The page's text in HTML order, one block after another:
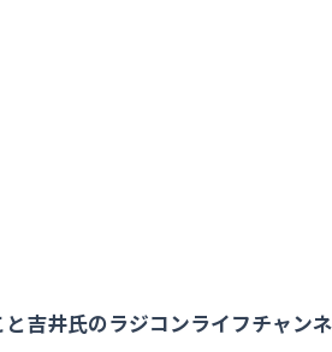
吉井氏のラジコンライフチャン